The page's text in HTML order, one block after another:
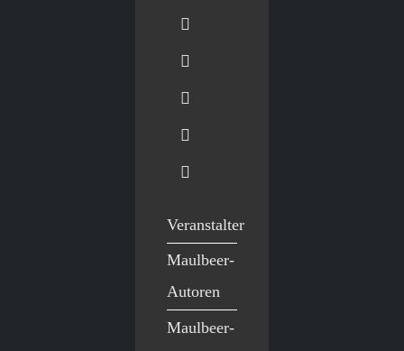
Veranstalter
Maulbeer-
Autoren
Maulbeer-